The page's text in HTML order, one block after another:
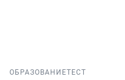
ОБРАЗОВАНИЕТЕСТ